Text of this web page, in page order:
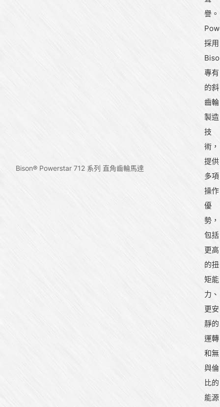
Bison® Powerstar 712 系列 直角齒輪馬達
譽。
採用
專有
的斜
齒輪
製造
技
術，
提供
多項
操作
優
勢，
包括
更高
的扭
矩能
力、
更安
靜的
運轉
和無
與倫
比的
能源